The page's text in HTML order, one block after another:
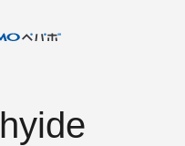
hyide